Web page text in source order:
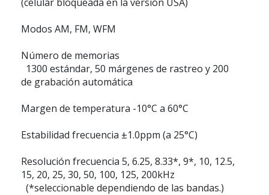
Modos AM, FM, WFM
Número de memorias
1300 estándar, 50 márgenes de rastreo y 200
de grabación automática
Margen de temperatura -10°C a 60°C
Estabilidad frecuencia ±1.0ppm (a 25°C)
Resolución frecuencia 5, 6.25, 8.33*, 9*, 10, 12.5,
15, 20, 25, 30, 50, 100, 125, 200kHz
(*seleccionable dependiendo de las bandas.)